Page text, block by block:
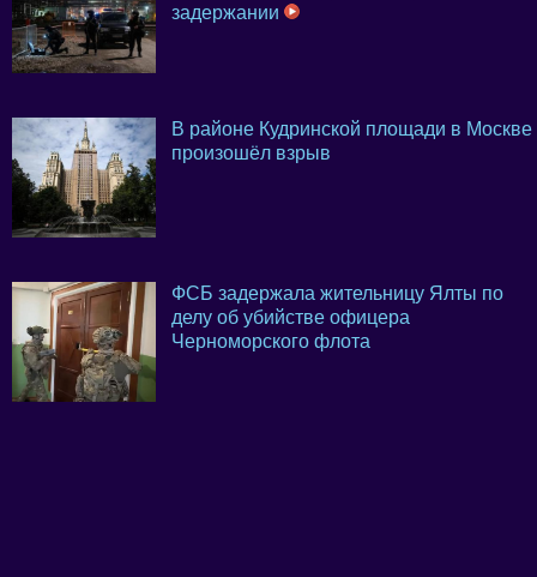
задержании
В районе Кудринской площади в Москве
произошёл взрыв
ФСБ задержала жительницу Ялты по
делу об убийстве офицера
Черноморского флота